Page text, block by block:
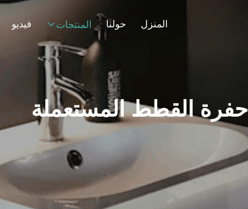
المنزل حولنا المنتجات فيديو
حفرة القطط المستعملة